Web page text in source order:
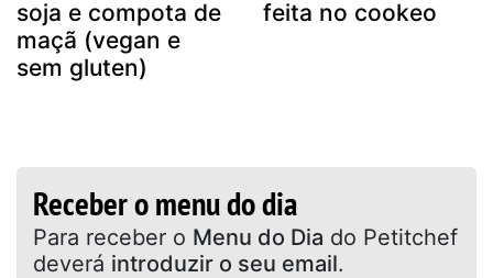
soja e compota de
maçã (vegan e
sem gluten)
feita no cookeo
Receber o menu do dia
Para receber o Menu do Dia do Petitchef
deverá introduzir o seu email.